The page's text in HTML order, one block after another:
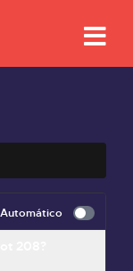
Automático